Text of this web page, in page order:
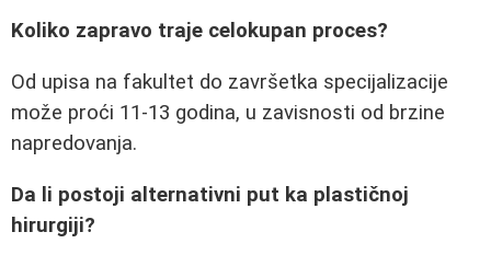
Koliko zapravo traje celokupan proces?
Od upisa na fakultet do završetka specijalizacije
može proći 11-13 godina, u zavisnosti od brzine
napredovanja.
Da li postoji alternativni put ka plastičnoj
hirurgiji?